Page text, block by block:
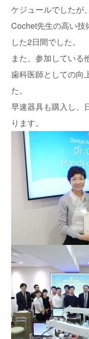
ケジュールでしたが、
Cochet先生の高い技
した2日間でした。
また、参加している
歯科医師としての向
た。
早速器具も購入し、
ります。